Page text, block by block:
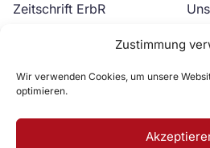
Zustimmung
Wir verwenden Cookies, um unsere
optimieren.
Zeitschrift ErbR